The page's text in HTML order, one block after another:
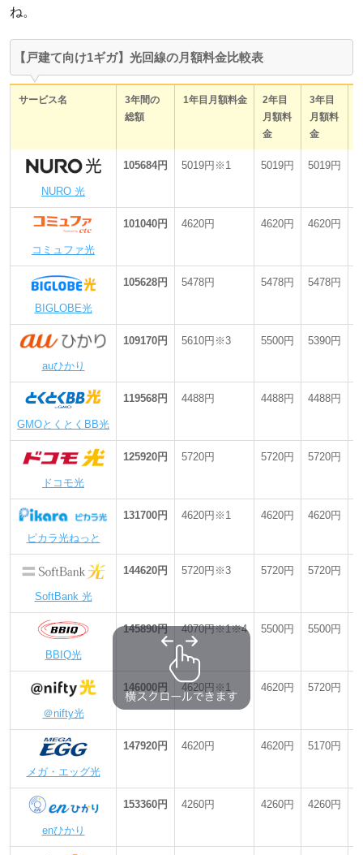
ね。
【戸建て向け1ギガ】光回線の月額料金比較表
サービス名
3年間の
総額
1年目月額料金
2年目
月額料
金
3年目
月額料
金
NURO 光
105684円 5019円※1 5019円 5019円
コミュファ光
101040円 4620円 4620円 4620円
BIGLOBE光
105628円 5478円 5478円 5478円
auひかり
109170円 5610円※3 5500円 5390円
GMOとくとくBB光
119568円 4488円 4488円 4488円
ドコモ光
125920円 5720円 5720円 5720円
ピカラ光ねっと
131700円 4620円※1 4620円 4620円
SoftBank 光
144620円 5720円※3 5720円 5720円
BBIQ光
145890円 4070円※1※4 5500円 5500円
＠nifty光
146000円 4620円※1 4620円 5720円
メガ・エッグ光
147920円 4620円 4620円 5170円
enひかり
153360円 4260円 4260円 4260円